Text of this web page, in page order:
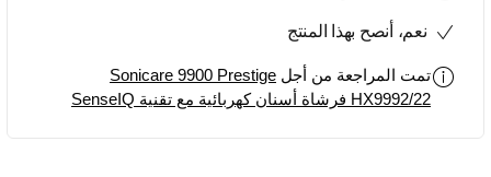
نعم، أنصح بهذا المنتج
تمت المراجعة من أجل Sonicare 9900 Prestige
HX9992/22 فرشاة أسنان كهربائية مع تقنية SenseIQ